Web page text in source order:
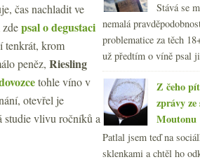
čas nachladit ve
psal o degustaci
tenkrát, krom
peněz, Riesling
tohle víno v
otevřel je
studie vlivu ročníků a
Stává se
nemalá
problematice za těch
už předtím o víně psal
Z čeho
zprávy
Moutonu
Patlal jsem teď na
sklenkami a chtěl ho